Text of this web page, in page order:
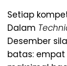
​Setiap
Dalam
Desember
batas: